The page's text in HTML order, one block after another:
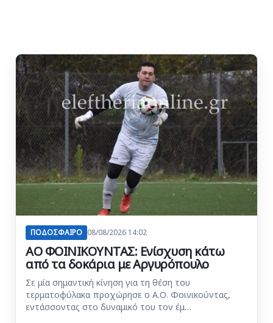
ΠΟΔΟΣΦΑΙΡΟ 08/08/2026 14:02
ΑΟ ΦΟΙΝΙΚΟΥΝΤΑΣ: Ενίσχυση κάτω
από τα δοκάρια με Αργυρόπουλο
Σε μία σημαντική κίνηση για τη θέση του
τερματοφύλακα προχώρησε ο Α.Ο. Φοινικούντας,
εντάσσοντας στο δυναμικό του τον έμ…